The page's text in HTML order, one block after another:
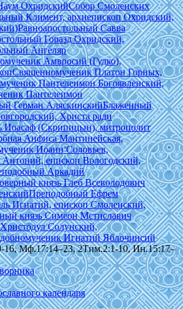
ОхридскийСобор Смоленских
Климент, архиепископ Охридский,
Равноапостольный Савва
Горазд Охридский,
Ангеляр
Амвросий (Гудко),
Священномученик Платон Горных,
Пантелеимон Богоявленский,
Пантелеимон
Герман АляскинскийБлаженный
Христа ради
Иоасаф (Скрипицын), митрополит
Анфиса Мантинейская,
Иоанн Соловьев,
Антоний, епископ Вологодский,
Аркадий
князь Глеб Всеволодович
Преподобный Ефрем
Игнатий, епископ Смоленский,
князь Симеон Мстиславич
Солунский,
Игнатий Яблочинсий
16, Мф.17:14–23, 2Тим.2:1-10, Ин.15:17–
календаря